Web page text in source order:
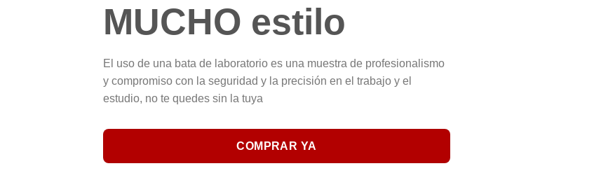
MUCHO estilo
El uso de una bata de laboratorio es una muestra de profesionalismo
y compromiso con la seguridad y la precisión en el trabajo y el
estudio, no te quedes sin la tuya
COMPRAR YA